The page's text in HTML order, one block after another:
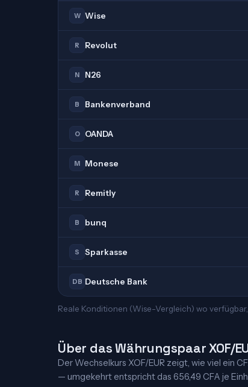
W Wise
R Revolut
N N26
B Bankenverband
O OANDA
M Monese
R Remitly
B bunq
S Sparkasse
DB Deutsche Bank
Reale Konditionen (Wise-Vergleich) wo
Über das Währungspaar XOF/
Der Wechselkurs XOF/EUR zeigt, wie viel ein
— umgekehrt entspricht das 656,49 CFA je